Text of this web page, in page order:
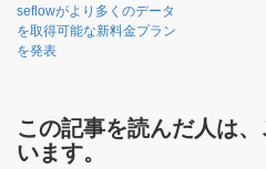
seflowがより多くのデータ
を取得可能な新料金プラン
を発表
この記事を読んだ人は
います。